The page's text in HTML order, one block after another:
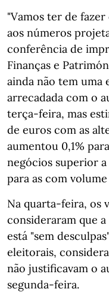
"Vamos ter de
aos números
conferência de
Finanças e
ainda não tem uma
arrecadada com o
terça-feira, mas
de euros com as
aumentou 0,1%
negócios superior
para as com
Na quarta-feira, os
consideraram que
está "sem
eleitorais,
não justificavam o
segunda-feira.